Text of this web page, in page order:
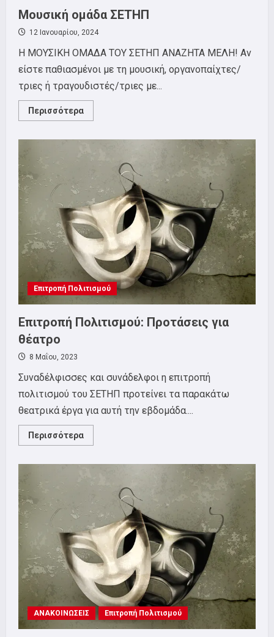
BROKEN
CAMERAS”19/11
Μουσική ομάδα ΣΕΤΗΠ
12 Ιανουαρίου, 2024
Η ΜΟΥΣΙΚΗ ΟΜΑΔΑ ΤΟΥ ΣΕΤΗΠ ΑΝΑΖΗΤΑ ΜΕΛΗ! Αν
είστε παθιασμένοι με τη μουσική, οργανοπαίχτες/
τριες ή τραγουδιστές/τριες με...
Περισσότερα
more
Επιτροπή Πολιτισμού
Επιτροπή Πολιτισμού: Προτάσεις για
θέατρο
8 Μαΐου, 2023
Συναδέλφισσες και συνάδελφοι η επιτροπή
πολιτισμού του ΣΕΤΗΠ προτείνει τα παρακάτω
θεατρικά έργα για αυτή την εβδομάδα....
Περισσότερα
more
για
ΑΝΑΚΟΙΝΩΣΕΙΣ Επιτροπή Πολιτισμού